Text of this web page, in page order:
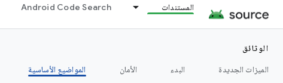
المستندات Android Code Search
الوثائق
الميزات الجديدة
البدء الأمان المواضيع الأساسية